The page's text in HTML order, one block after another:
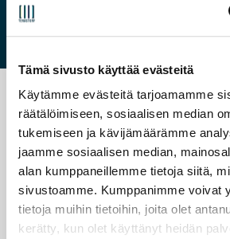
Tämä sivusto käyttää evästeitä
Käytämme evästeitä tarjoamamme
räätälöimiseen, sosiaalisen median
tukemiseen ja kävijämäärämme
jaamme sosiaalisen median,
alan kumppaneillemme tietoja siitä,
sivustoamme. Kumppanimme voivat
tietoja muihin tietoihin, joita olet
kerätty, kun olet käyttänyt heidän